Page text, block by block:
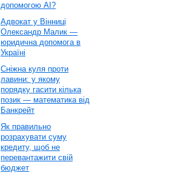
допомогою AI?
Адвокат у Вінниці
Олександр Малик —
юридична допомога в
Україні
Сніжна куля проти
лавини: у якому
порядку гасити кілька
позик — математика від
Банкрейт
Як правильно
розрахувати суму
кредиту, щоб не
перевантажити свій
бюджет